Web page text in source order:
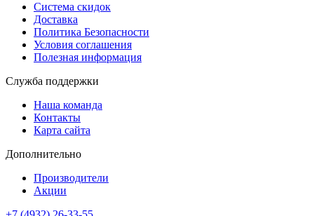
Система скидок
Доставка
Политика Безопасности
Условия соглашения
Полезная информация
Служба поддержки
Наша команда
Контакты
Карта сайта
Дополнительно
Производители
Акции